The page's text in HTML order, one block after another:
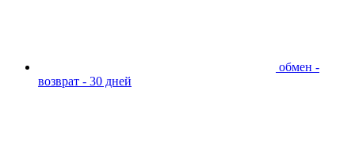
обмен -
возврат - 30 дней